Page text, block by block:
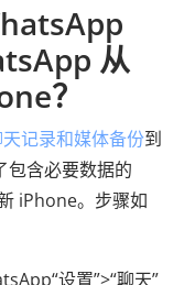
从
？
记录和媒体备份到
含必要数据的
iPhone。步骤如
设置”>“聊天”